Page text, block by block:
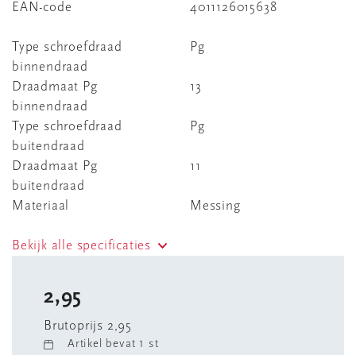
EAN-code
4011126015638
Type schroefdraad
binnendraad
Pg
Draadmaat Pg
binnendraad
13
Type schroefdraad
buitendraad
Pg
Draadmaat Pg
buitendraad
11
Materiaal Messing
Bekijk alle specificaties
2,95
Brutoprijs 2,95
Artikel bevat 1 st